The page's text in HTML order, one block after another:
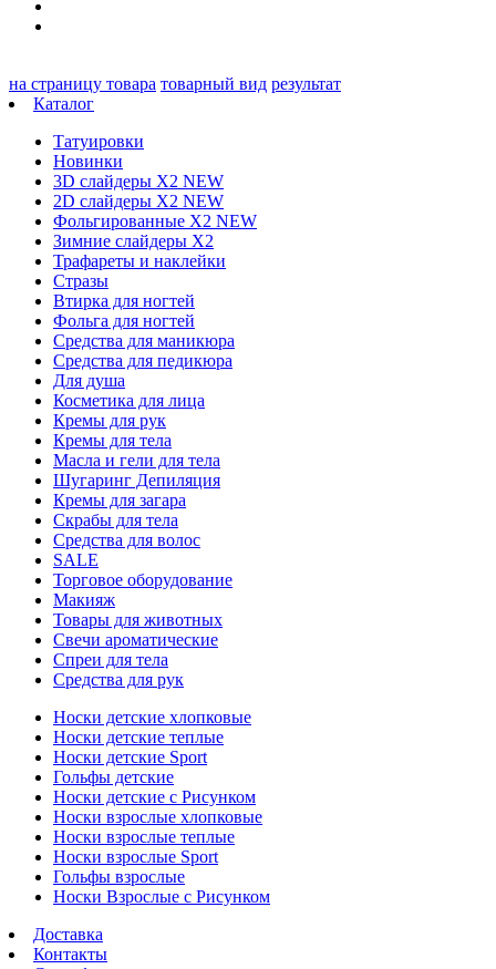
на страницу товара товарный вид результат
Каталог
Татуировки
Новинки
3D слайдеры X2 NEW
2D слайдеры X2 NEW
Фольгированные X2 NEW
Зимние слайдеры Х2
Трафареты и наклейки
Стразы
Втирка для ногтей
Фольга для ногтей
Средства для маникюра
Средства для педикюра
Для душа
Косметика для лица
Кремы для рук
Кремы для тела
Масла и гели для тела
Шугаринг Депиляция
Кремы для загара
Скрабы для тела
Средства для волос
SALE
Торговое оборудование
Макияж
Товары для животных
Свечи ароматические
Спреи для тела
Средства для рук
Носки детские хлопковые
Носки детские теплые
Носки детские Sport
Гольфы детские
Носки детские с Рисунком
Носки взрослые хлопковые
Носки взрослые теплые
Носки взрослые Sport
Гольфы взрослые
Носки Взрослые с Рисунком
Доставка
Контакты